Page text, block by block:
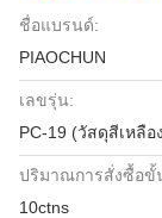
ชื่อแบรนด์:
PIAOCHUN
เลขรุ่น:
PC-19 (วัสดุสีเหลือ
ปริมาณการสั่งซื้อขั้
10ctns